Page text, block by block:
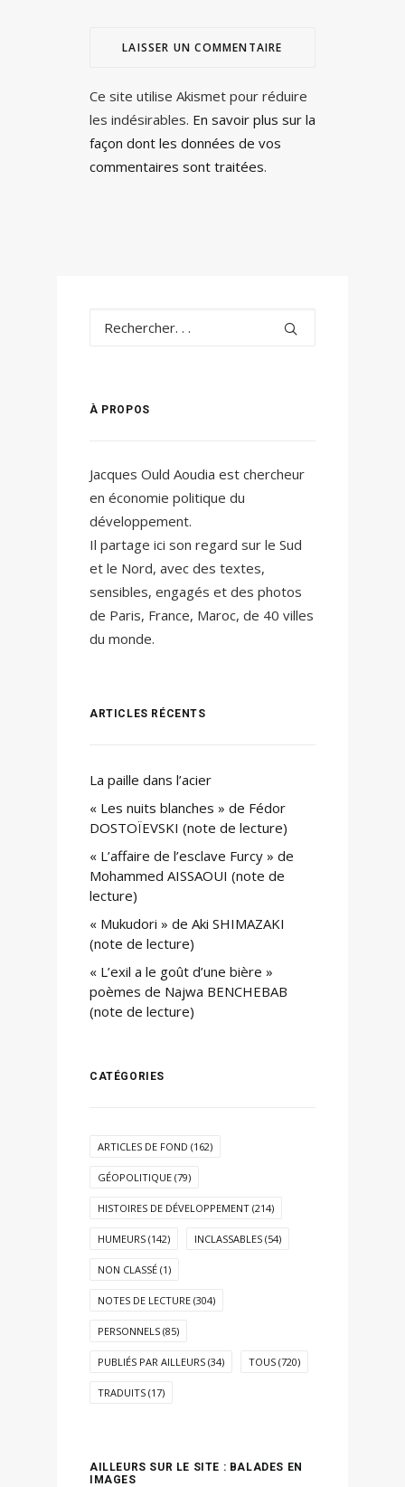
Ce site utilise Akismet pour réduire
les indésirables. En savoir plus sur la
façon dont les données de vos
commentaires sont traitées.
À PROPOS
Jacques Ould Aoudia est chercheur
en économie politique du
développement.
Il partage ici son regard sur le Sud
et le Nord, avec des textes,
sensibles, engagés et des photos
de Paris, France, Maroc, de 40 villes
du monde.
ARTICLES RÉCENTS
La paille dans l’acier
« Les nuits blanches » de Fédor
DOSTOÏEVSKI (note de lecture)
« L’affaire de l’esclave Furcy » de
Mohammed AISSAOUI (note de
lecture)
« Mukudori » de Aki SHIMAZAKI
(note de lecture)
« L’exil a le goût d’une bière »
poèmes de Najwa BENCHEBAB
(note de lecture)
CATÉGORIES
ARTICLES DE FOND (162)
GÉOPOLITIQUE (79)
HISTOIRES DE DÉVELOPPEMENT (214)
HUMEURS (142) INCLASSABLES (54)
NON CLASSÉ (1)
NOTES DE LECTURE (304)
PERSONNELS (85)
PUBLIÉS PAR AILLEURS (34) TOUS (720)
TRADUITS (17)
AILLEURS SUR LE SITE : BALADES EN
IMAGES